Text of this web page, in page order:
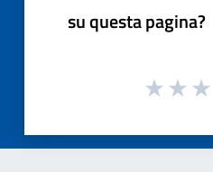
su questa pagina?